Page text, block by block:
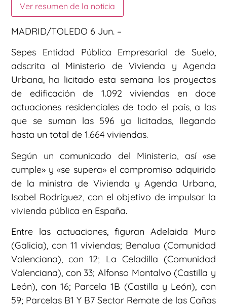
Ver resumen de la noticia
MADRID/TOLEDO 6 Jun. –
Sepes Entidad Pública Empresarial de Suelo,
adscrita al Ministerio de Vivienda y Agenda
Urbana, ha licitado esta semana los proyectos
de edificación de 1.092 viviendas en doce
actuaciones residenciales de todo el país, a las
que se suman las 596 ya licitadas, llegando
hasta un total de 1.664 viviendas.
Según un comunicado del Ministerio, así «se
cumple» y «se supera» el compromiso adquirido
de la ministra de Vivienda y Agenda Urbana,
Isabel Rodríguez, con el objetivo de impulsar la
vivienda pública en España.
Entre las actuaciones, figuran Adelaida Muro
(Galicia), con 11 viviendas; Benalua (Comunidad
Valenciana), con 12; La Celadilla (Comunidad
Valenciana), con 33; Alfonso Montalvo (Castilla y
León), con 16; Parcela 1B (Castilla y León), con
59; Parcelas B1 Y B7 Sector Remate de las Cañas